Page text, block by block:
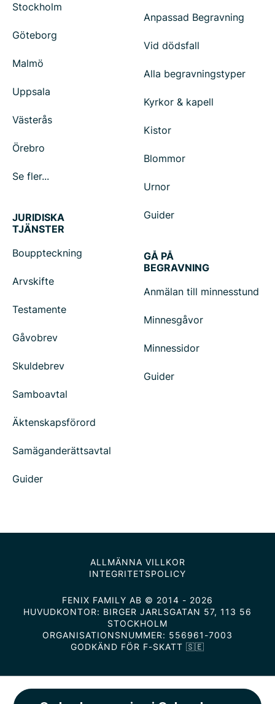
Stockholm
Göteborg
Malmö
Uppsala
Västerås
Örebro
Se fler...
Anpassad Begravning
Vid dödsfall
Alla begravningstyper
Kyrkor & kapell
Kistor
Blommor
Urnor
Guider
JURIDISKA
TJÄNSTER
Bouppteckning
Arvskifte
Testamente
Gåvobrev
Skuldebrev
Samboavtal
Äktenskapsförord
Samäganderättsavtal
Guider
GÅ PÅ
BEGRAVNING
Anmälan till minnesstund
Minnesgåvor
Minnessidor
Guider
ALLMÄNNA VILLKOR
INTEGRITETSPOLICY
FENIX FAMILY AB © 2014 - 2026
HUVUDKONTOR: BIRGER JARLSGATAN 57, 113 56
STOCKHOLM
ORGANISATIONSNUMMER: 556961-7003
GODKÄND FÖR F-SKATT 🇸🇪